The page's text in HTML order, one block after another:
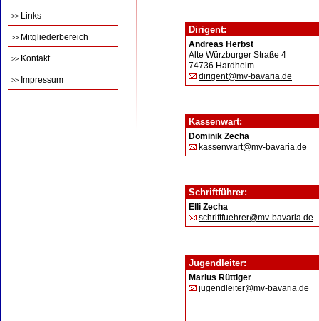
>> Links
>> Mitgliederbereich
>> Kontakt
>> Impressum
Dirigent:
Andreas Herbst
Alte Würzburger Straße 4
74736 Hardheim
dirigent@mv-bavaria.de
Kassenwart:
Dominik Zecha
kassenwart@mv-bavaria.de
Schriftführer:
Elli Zecha
schriftfuehrer@mv-bavaria.de
Jugendleiter:
Marius Rüttiger
jugendleiter@mv-bavaria.de